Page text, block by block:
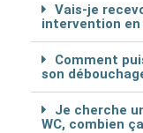
Vais-je
intervention en
Comment
son
Je cherche
WC, combien